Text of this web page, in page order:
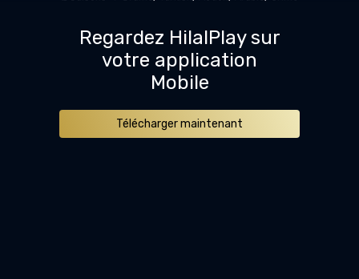
Regardez HilalPlay sur
votre application
Mobile
Télécharger maintenant